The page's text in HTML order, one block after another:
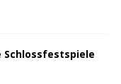
Schlossfestspiele